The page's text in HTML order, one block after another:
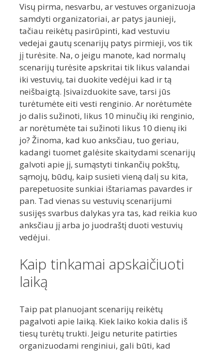
Visų pirma, nesvarbu, ar vestuves organizuoja
samdyti organizatoriai, ar patys jaunieji,
tačiau reikėtų pasirūpinti, kad vestuviu
vedejai gautų scenarijų patys pirmieji, vos tik
jį turėsite. Na, o jeigu manote, kad normalų
scenarijų turėsite apskritai tik likus valandai
iki vestuvių, tai duokite vedėjui kad ir tą
neišbaigtą. Įsivaizduokite save, tarsi jūs
turėtumėte eiti vesti renginio. Ar norėtumėte
jo dalis sužinoti, likus 10 minučių iki renginio,
ar norėtumėte tai sužinoti likus 10 dienų iki
jo? Žinoma, kad kuo anksčiau, tuo geriau,
kadangi tuomet galėsite skaitydami scenarijų
galvoti apie jį, sumąstyti tinkančių pokštų,
sąmojų, būdų, kaip susieti vieną dalį su kita,
parepetuosite sunkiai ištariamas pavardes ir
pan. Tad vienas su vestuvių scenarijumi
susijęs svarbus dalykas yra tas, kad reikia kuo
anksčiau jį arba jo juodraštį duoti vestuvių
vedėjui.
Kaip tinkamai apskaičiuoti
laiką
Taip pat planuojant scenarijų reikėtų
pagalvoti apie laiką. Kiek laiko kokia dalis iš
tiesų turėtų trukti. Jeigu neturite patirties
organizuodami renginiui, gali būti, kad